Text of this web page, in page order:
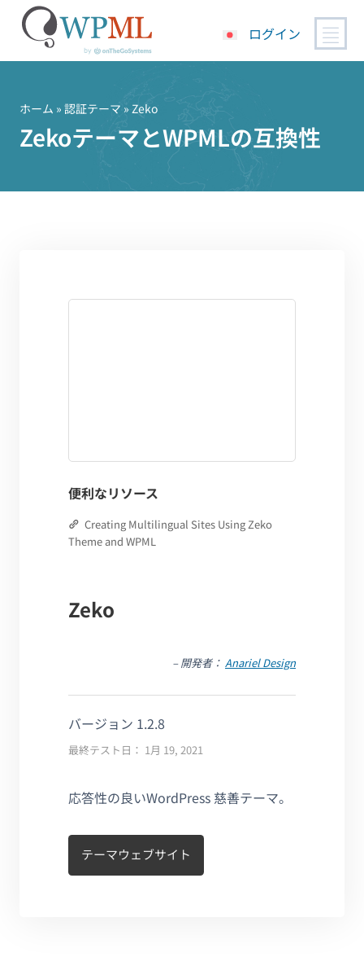
ス
ログイン
ホーム » 認証テーマ » Zeko
ZekoテーマとWPMLの互換性
便利なリソース
Creating Multilingual Sites Using Zeko
Theme and WPML
Zeko
– 開発者： Anariel Design
バージョン 1.2.8
最終テスト日： 1月 19, 2021
応答性の良いWordPress 慈善テーマ。
テーマウェブサイト